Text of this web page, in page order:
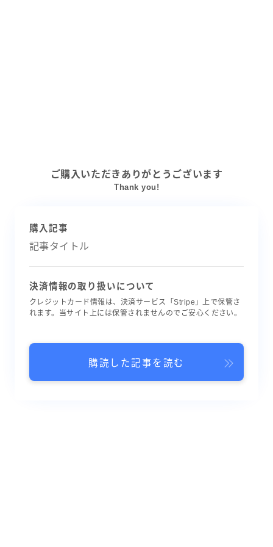
ご購入いただきありがとうございます
Thank you!
購入記事
記事タイトル
決済情報の取り扱いについて
クレジットカード情報は、決済サービス「Stripe」上で保管さ
れます。当サイト上には保管されませんのでご安心ください。
購読した記事を読む